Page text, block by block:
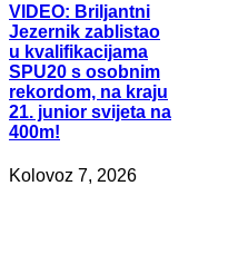
VIDEO: Briljantni
Jezernik zablistao
u kvalifikacijama
SPU20 s osobnim
rekordom, na kraju
21. junior svijeta na
400m!
Kolovoz 7, 2026